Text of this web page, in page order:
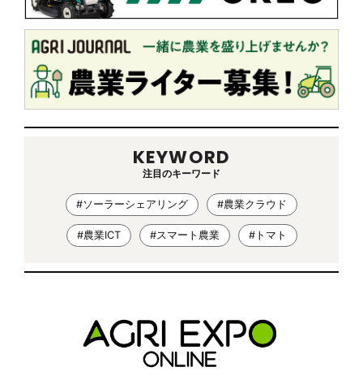
KEYWORD
注目のキーワード
#ソーラーシェアリング #農業クラウド
#農業ICT #スマート農業 #トマト